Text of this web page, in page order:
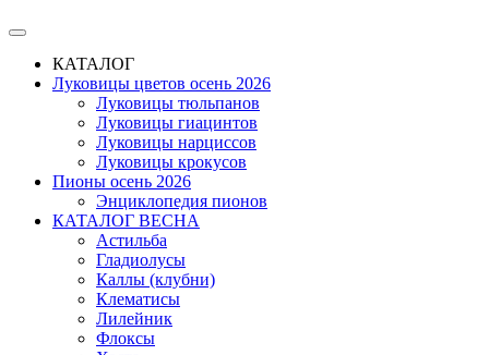
КАТАЛОГ
Луковицы цветов осень 2026
Луковицы тюльпанов
Луковицы гиацинтов
Луковицы нарциссов
Луковицы крокусов
Пионы осень 2026
Энциклопедия пионов
КАТАЛОГ ВЕСНА
Астильба
Гладиолусы
Каллы (клубни)
Клематисы
Лилейник
Флоксы